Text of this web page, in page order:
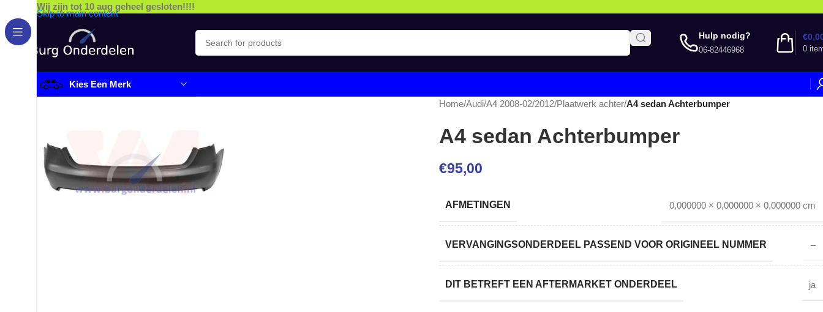
Skip to main content
Wij zijn tot 10 aug geheel gesloten!!!!
Hulp nodig?
06-82446968 0
€
Kies Een Merk
Home/Audi/A4 2008-02/2012/Plaatwerk achter/A4 sedan Achterbumper
A4 sedan Achterbumper
€95,00
AFMETINGEN 0,000000 × 0,000000 × 0,000000 cm
VERVANGINGSONDERDEEL PASSEND VOOR ORIGINEEL NUMMER –
DIT BETREFT EEN AFTERMARKET ONDERDEEL ja